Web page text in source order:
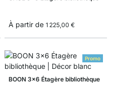
À partir de 1 225,00 €
Promo
BOON 3x6 Étagère bibliothèque